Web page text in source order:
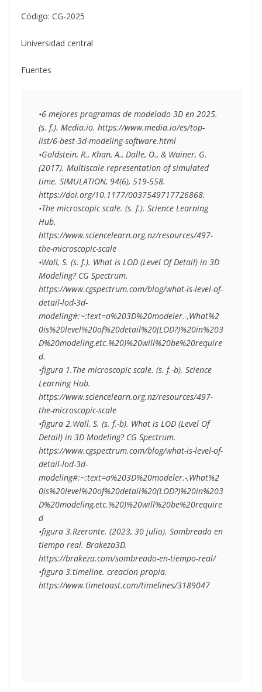
Código: CG-2025
Universidad central
Fuentes
•6 mejores programas de modelado 3D en 2025.
(s. f.). Media.io. https://www.media.io/es/top-
list/6-best-3d-modeling-software.html
•Goldstein, R., Khan, A., Dalle, O., & Wainer, G.
(2017). Multiscale representation of simulated
time. SIMULATION, 94(6), 519-558.
https://doi.org/10.1177/0037549717726868.
•The microscopic scale. (s. f.). Science Learning
Hub.
https://www.sciencelearn.org.nz/resources/497-
the-microscopic-scale
•Wall, S. (s. f.). What is LOD (Level Of Detail) in 3D
Modeling? CG Spectrum.
https://www.cgspectrum.com/blog/what-is-level-of-
detail-lod-3d-
modeling#:~:text=a%203D%20modeler.-,What%2
0is%20level%20of%20detail%20(LOD?)%20in%203
D%20modeling,etc.%20)%20will%20be%20require
d.
•figura 1.The microscopic scale. (s. f.-b). Science
Learning Hub.
https://www.sciencelearn.org.nz/resources/497-
the-microscopic-scale
•figura 2.Wall, S. (s. f.-b). What is LOD (Level Of
Detail) in 3D Modeling? CG Spectrum.
https://www.cgspectrum.com/blog/what-is-level-of-
detail-lod-3d-
modeling#:~:text=a%203D%20modeler.-,What%2
0is%20level%20of%20detail%20(LOD?)%20in%203
D%20modeling,etc.%20)%20will%20be%20require
d
•figura 3.Rzeronte. (2023, 30 julio). Sombreado en
tiempo real. Brakeza3D.
https://brakeza.com/sombreado-en-tiempo-real/
•figura 3.timeline. creacion propia.
https://www.timetoast.com/timelines/3189047